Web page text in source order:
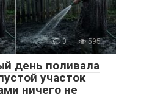
0 595
день поливала
участок
ничего не